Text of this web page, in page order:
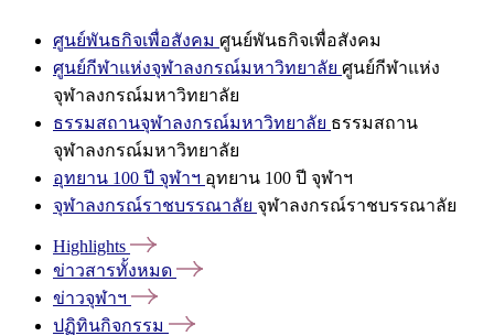
ศูนย์พันธกิจเพื่อสังคม ศูนย์พันธกิจเพื่อสังคม
ศูนย์กีฬาแห่งจุฬาลงกรณ์มหาวิทยาลัย ศูนย์กีฬาแห่ง
จุฬาลงกรณ์มหาวิทยาลัย
ธรรมสถานจุฬาลงกรณ์มหาวิทยาลัย ธรรมสถาน
จุฬาลงกรณ์มหาวิทยาลัย
อุทยาน 100 ปี จุฬาฯ อุทยาน 100 ปี จุฬาฯ
จุฬาลงกรณ์ราชบรรณาลัย จุฬาลงกรณ์ราชบรรณาลัย
Highlights
ข่าวสารทั้งหมด
ข่าวจุฬาฯ
ปฏิทินกิจกรรม